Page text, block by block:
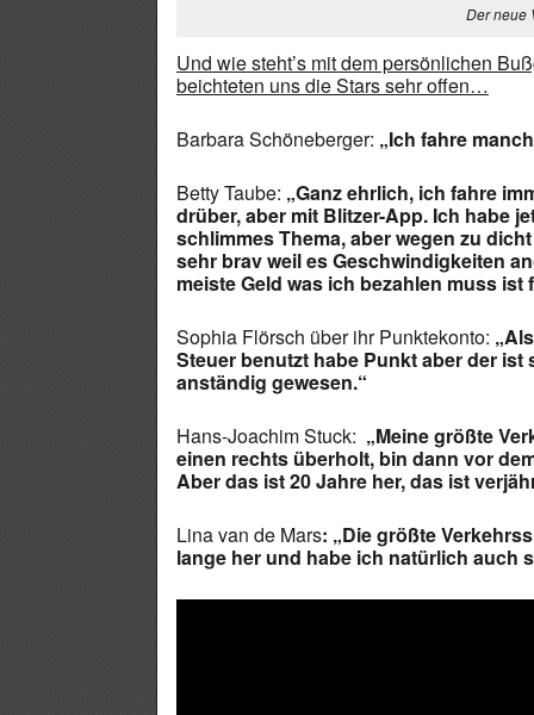
Der neue
Und wie steht’s mit dem persönlichen
beichteten uns die Stars sehr offen…
Barbara Schöneberger: „Ich fahre
Betty Taube: „Ganz ehrlich, ich fahre
drüber, aber mit Blitzer-App. Ich habe
schlimmes Thema, aber wegen zu
sehr brav weil es Geschwindigkeiten
meiste Geld was ich bezahlen muss ist
Sophia Flörsch über ihr Punktekonto:
Steuer benutzt habe Punkt aber der
anständig gewesen.“
Hans-Joachim Stuck: „Meine größte
einen rechts überholt, bin dann vor
Aber das ist 20 Jahre her, das ist
Lina van de Mars: „Die größte
lange her und habe ich natürlich auch